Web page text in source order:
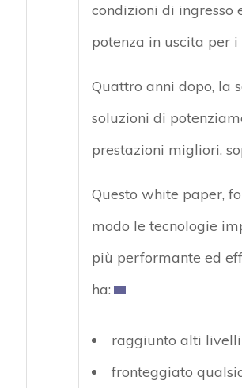
condizioni di ingresso
potenza in uscita per
Quattro anni dopo, la
soluzioni di
prestazioni migliori,
Questo white paper,
modo le tecnologie
più performante ed
ha:
raggiunto alti
fronteggiato